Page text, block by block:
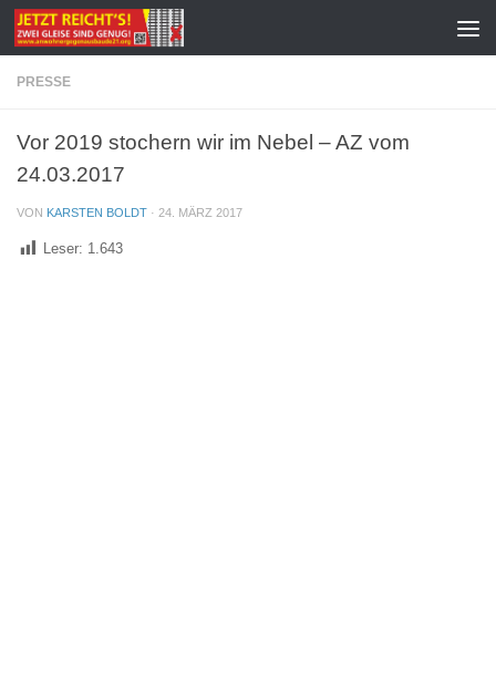
Zum Inhalt springen
PRESSE
Vor 2019 stochern wir im Nebel – AZ vom
24.03.2017
VON KARSTEN BOLDT · 24. MÄRZ 2017
Leser: 1.643